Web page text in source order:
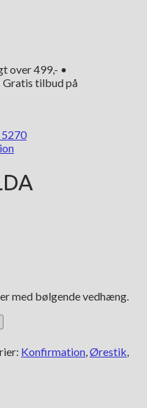
over 499,- •
tilbud på
med bølgende vedhæng.
Konfirmation,Ørestik,